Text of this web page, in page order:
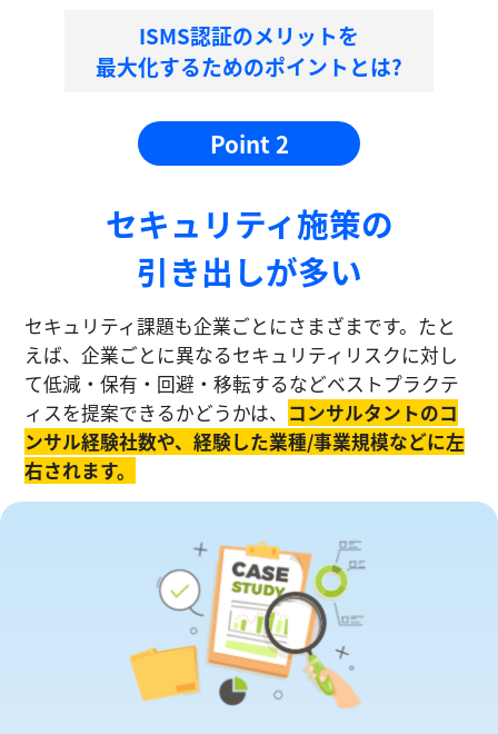
ISMS認証のメリットを
最大化するためのポイントとは?
Point 2
セキュリティ施策の
引き出しが多い
セキュリティ課題も企業ごとにさまざまです。たと
えば、企業ごとに異なるセキュリティリスクに対し
て低減・保有・回避・移転するなどベストプラクテ
ィスを提案できるかどうかは、 コンサルタントのコ
ンサル経験社数や、経験した業種/事業規模などに左
右されます。